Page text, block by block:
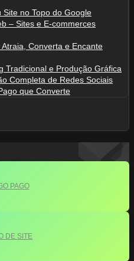
Site no Topo do Google
– Sites e E-commerces
Converta e Encante
Tradicional e Produção Gráfica
Completa de Redes Sociais
que Converte
PAGO
DE SITE